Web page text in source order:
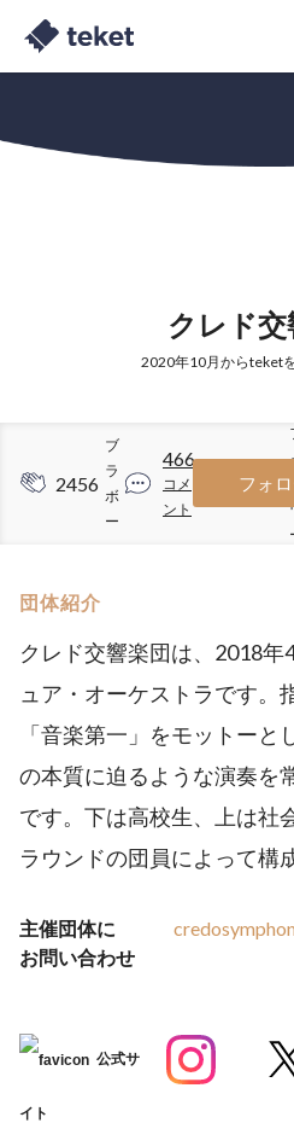
クレド交
2020年10月からteket
2456
ブ
ラ
ボ
ー
466
コメ
ント
2328
フォ
団体紹介
クレド交響楽団は、2018
ュア・オーケストラです。
「音楽第一」をモットー
の本質に迫るような演奏を
です。下は高校生、上は社
ラウンドの団員によって構
主催団体に
お問い合わせ
公式サ
イト